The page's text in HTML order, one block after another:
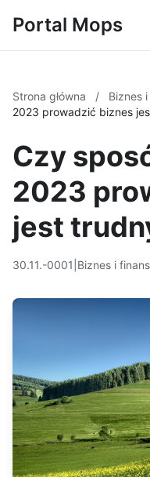
Portal Mops
Strona główna / Biznes
2023 prowadzić biznes
Czy
2023
jest
30.11.-0001 Biznes i